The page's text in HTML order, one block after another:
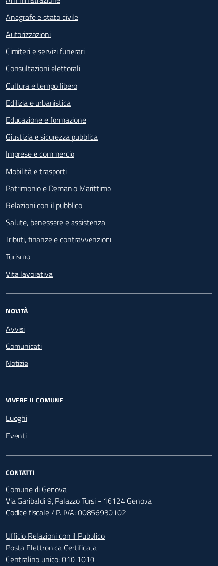
Anagrafe e stato civile
Autorizzazioni
Cimiteri e servizi funerari
Consultazioni elettorali
Cultura e tempo libero
Edilizia e urbanistica
Educazione e formazione
Giustizia e sicurezza pubblica
Imprese e commercio
Mobilità e trasporti
Patrimonio e Demanio Marittimo
Relazioni con il pubblico
Salute, benessere e assistenza
Tributi, finanze e contravvenzioni
Turismo
Vita lavorativa
NOVITÀ
Avvisi
Comunicati
Notizie
VIVERE IL COMUNE
Luoghi
Eventi
CONTATTI
Comune di Genova
Via Garibaldi 9, Palazzo Tursi - 16124 Genova
Codice fiscale / P. IVA: 00856930102
Ufficio Relazioni con il Pubblico
Posta Elettronica Certificata
Centralino unico:010 1010